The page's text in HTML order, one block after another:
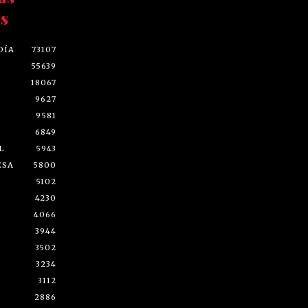
73107
55639
18067
9627
9581
6849
5943
5800
5102
4230
4066
3944
3502
3234
3112
2886